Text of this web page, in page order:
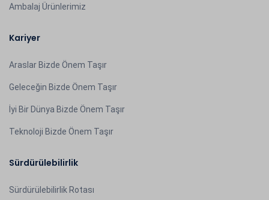
Ambalaj Ürünlerimiz
Kariyer
Araslar Bizde Önem Taşır
Geleceğin Bizde Önem Taşır
İyi Bir Dünya Bizde Önem Taşır
Teknoloji Bizde Önem Taşır
Sürdürülebilirlik
Sürdürülebilirlik Rotası